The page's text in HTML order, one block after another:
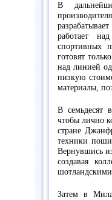
В
работает
спортивных
готовят
над линией
низкую
материалы,
В семьдесят
чтобы лично
стране
техники
Вернувшись
создавая
Затем в